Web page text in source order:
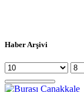
Haber Arşivi